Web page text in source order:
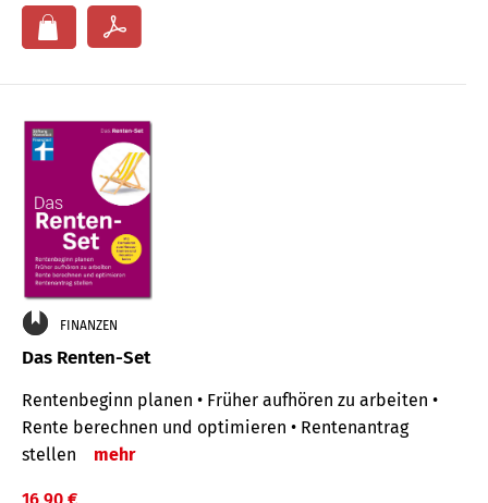
FINANZEN
Das Renten-Set
Rentenbeginn planen • Früher aufhören zu arbeiten •
Rente berechnen und optimieren • Rentenantrag
stellen
mehr